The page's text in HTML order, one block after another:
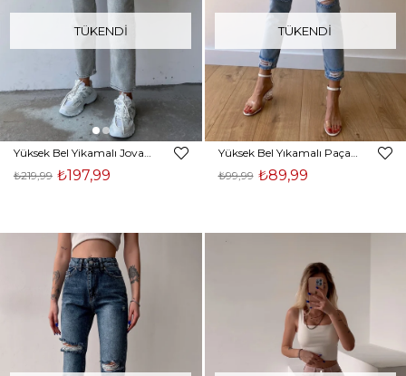
TÜKENDI
Yüksek Bel Yikamalı Jovan Kadın Gri Mom Jean 22Y000236
₺197,99
₺219,99
TÜKENDI
Yüksek Bel Yıkamalı Paçası Yırtıklı Kadın Mavi Jean 21Y000272
₺89,99
₺99,99